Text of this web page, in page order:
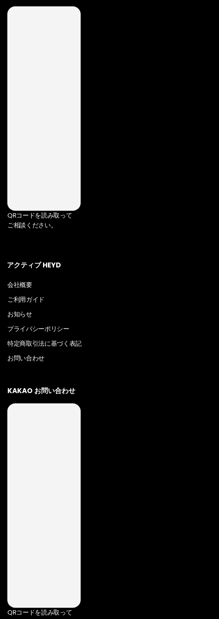
QRコードを読み取って
ご相談ください。
アクティブ HEYD
会社概要
ご利用ガイド
お知らせ
プライバシーポリシー
特定商取引法に基づく表記
お問い合わせ
KAKAO お問い合わせ
QRコードを読み取って